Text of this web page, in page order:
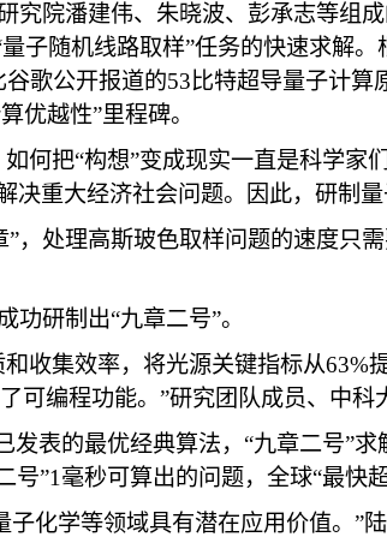
院潘建伟、朱晓波、彭承志等组
子随机线路取样”任务的快速求解
歌公开报道的53比特超导量子计算
优越性”里程碑。
何把“构想”变成现实一直是科学
重大经济社会问题。因此，研制
，处理高斯玻色取样问题的速度只
研制出“九章二号”。
收集效率，将光源关键指标从63%
编程功能。”研究团队成员、中科
表的最优经典算法，“九章二号”
”1毫秒可算出的问题，全球“最快
子化学等领域具有潜在应用价值。